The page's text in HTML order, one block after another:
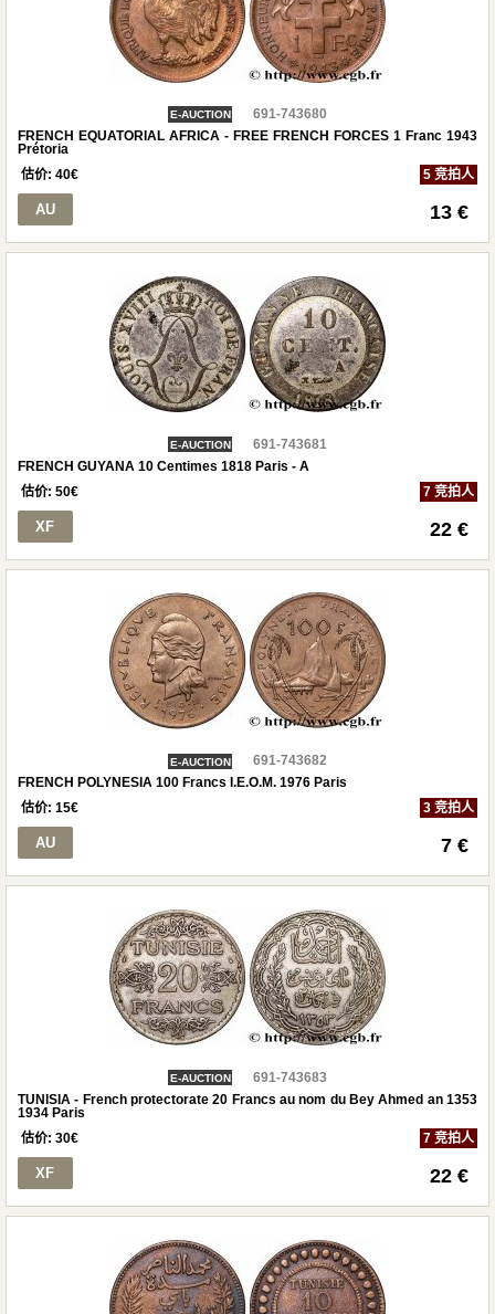
E-AUCTION
691-743680
FRENCH EQUATORIAL AFRICA - FREE FRENCH FORCES 1 Franc 1943
Prétoria
估价: 40€ 5 竞拍人
AU 13 €
E-AUCTION
691-743681
FRENCH GUYANA 10 Centimes 1818 Paris - A
估价: 50€ 7 竞拍人
XF 22 €
E-AUCTION
691-743682
FRENCH POLYNESIA 100 Francs I.E.O.M. 1976 Paris
估价: 15€ 3 竞拍人
AU 7 €
E-AUCTION
691-743683
TUNISIA - French protectorate 20 Francs au nom du Bey Ahmed an 1353
1934 Paris
估价: 30€ 7 竞拍人
XF 22 €